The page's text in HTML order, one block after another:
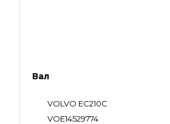
Вал
VOLVO EC210C
VOE14529774